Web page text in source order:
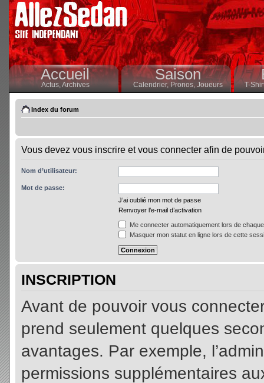
Accueil
Actus,Archives
Saison
Calendrier,Pronos, Joueurs T-
Index du forum
Vous devez vous inscrire et vous connecter afin de
Nom d’utilisateur:
Mot de passe:
J’ai oublié mon mot de passe
Renvoyer l’e-mail d’activation
Me connecter automatiquement lors de
Masquer mon statut en ligne lors de cette
INSCRIPTION
Avant de pouvoir vous
prend seulement quelques
avantages. Par exemple,
permissions supplémentaires